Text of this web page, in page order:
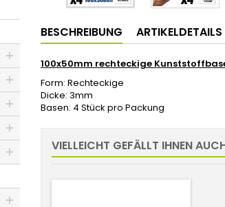
BESCHREIBUNG ARTIKELDETAILS
100x50mm rechteckige
Form: Rechteckige
Dicke: 3mm
Basen: 4 Stück pro Packung
VIELLEICHT GEFÄLLT IHNEN